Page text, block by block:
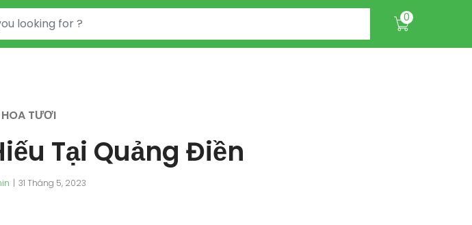
0
TƯƠI
Tại Quảng Điền
31 Tháng 5, 2023